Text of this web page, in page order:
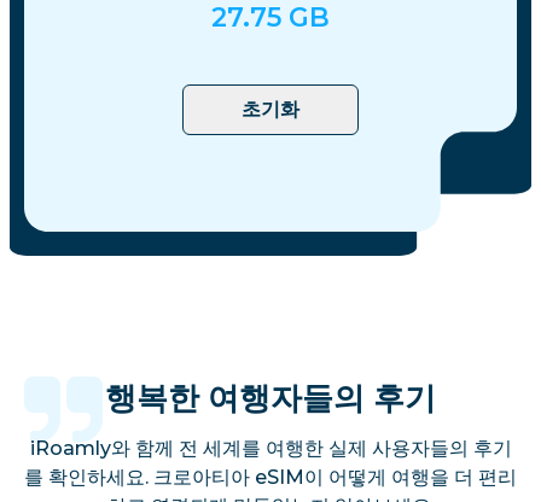
27.75 GB
초기화
행복한 여행자들의 후기
iRoamly와 함께 전 세계를 여행한 실제 사용자들의 후기
를 확인하세요. 크로아티아 eSIM이 어떻게 여행을 더 편리